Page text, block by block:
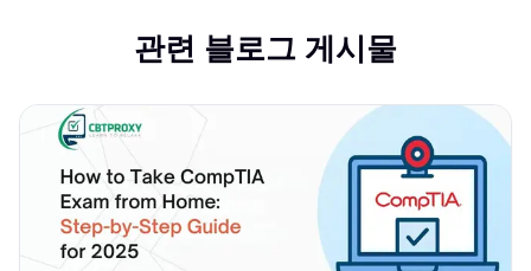
관련 블로그 게시물